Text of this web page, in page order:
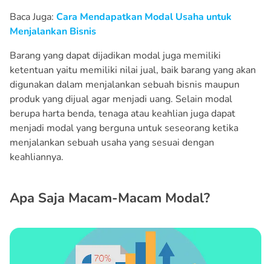
Baca Juga: Cara Mendapatkan Modal Usaha untuk
Menjalankan Bisnis
Barang yang dapat dijadikan modal juga memiliki
ketentuan yaitu memiliki nilai jual, baik barang yang akan
digunakan dalam menjalankan sebuah bisnis maupun
produk yang dijual agar menjadi uang. Selain modal
berupa harta benda, tenaga atau keahlian juga dapat
menjadi modal yang berguna untuk seseorang ketika
menjalankan sebuah usaha yang sesuai dengan
keahliannya.
Apa Saja Macam-Macam Modal?